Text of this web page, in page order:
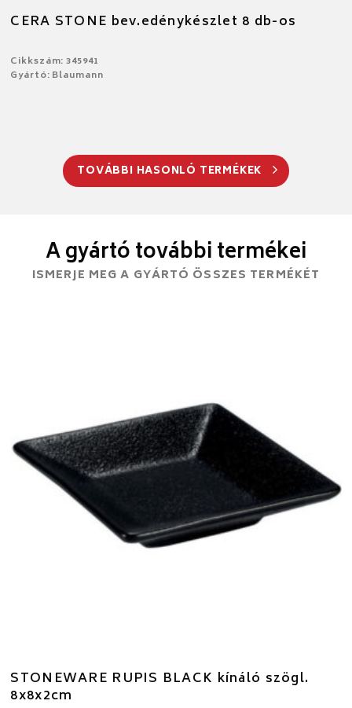
CERA STONE bev.edénykészlet 8 db-os
Cikkszám: 345941
Gyártó: Blaumann
TOVÁBBI HASONLÓ TERMÉKEK
A gyártó további termékei
ISMERJE MEG A GYÁRTÓ ÖSSZES TERMÉKÉT
STONEWARE RUPIS BLACK kínáló szögl.
8x8x2cm